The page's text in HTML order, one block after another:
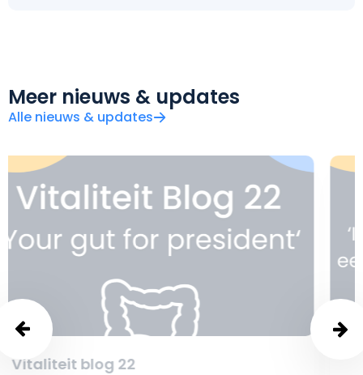
Meer nieuws & updates
Alle nieuws & updates
Vitaliteit blog 21